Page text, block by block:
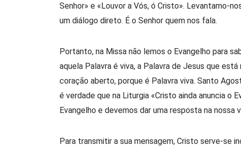
Senhor» e «Louvor a Vós, ó Cristo». Levantamo-
um diálogo direto. É o Senhor quem nos fala.
Portanto, na Missa não lemos o Evangelho para
aquela Palavra é viva, a Palavra de Jesus que
coração aberto, porque é Palavra viva. Santo
é verdade que na Liturgia «Cristo ainda anuncia o
Evangelho e devemos dar uma resposta na nossa
Para transmitir a sua mensagem, Cristo serve-se